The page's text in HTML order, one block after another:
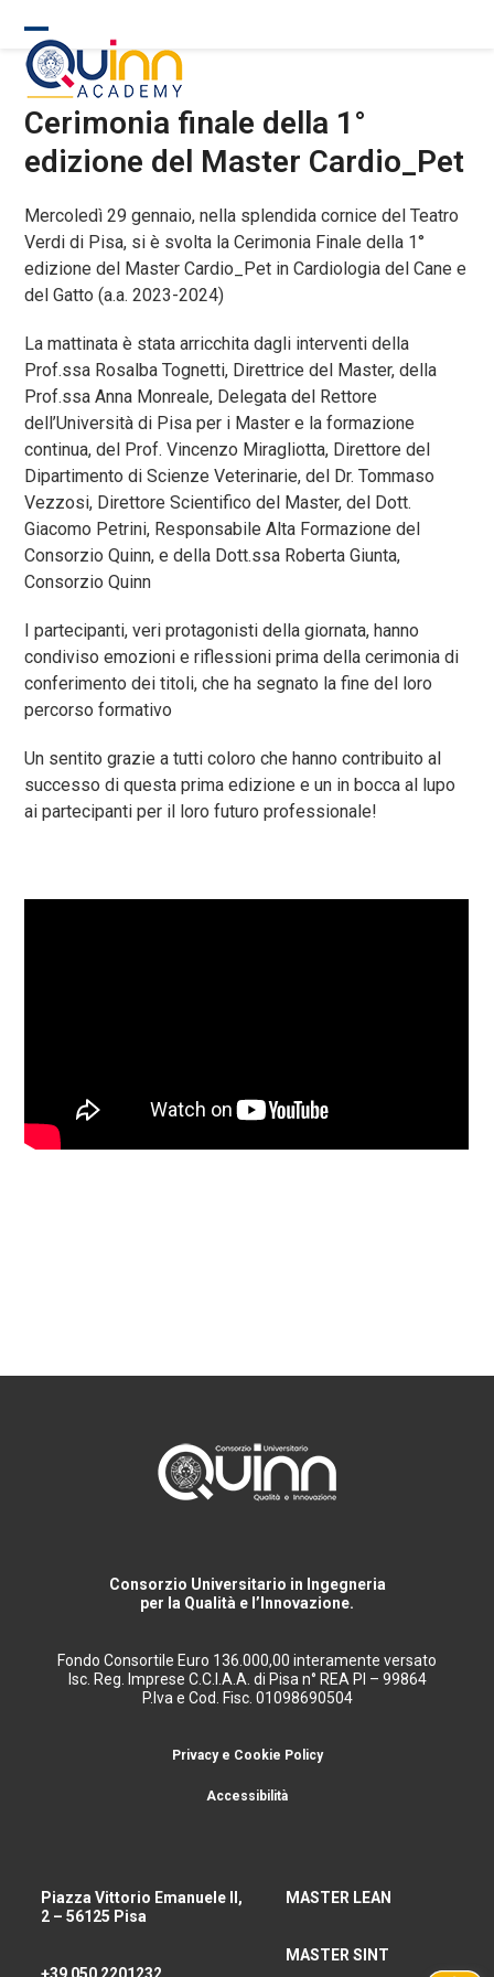
content
Open
mobile
menu
Close
mobile
menu
Cerimonia finale della 1°
edizione del Master Cardio_Pet
Mercoledì 29 gennaio, nella splendida cornice del Teatro
Verdi di Pisa, si è svolta la Cerimonia Finale della 1°
edizione del Master Cardio_Pet in Cardiologia del Cane e
del Gatto (a.a. 2023-2024)
La mattinata è stata arricchita dagli interventi della
Prof.ssa Rosalba Tognetti, Direttrice del Master, della
Prof.ssa Anna Monreale, Delegata del Rettore
dell’Università di Pisa per i Master e la formazione
continua, del Prof. Vincenzo Miragliotta, Direttore del
Dipartimento di Scienze Veterinarie, del Dr. Tommaso
Vezzosi, Direttore Scientifico del Master, del Dott.
Giacomo Petrini, Responsabile Alta Formazione del
Consorzio Quinn, e della Dott.ssa Roberta Giunta,
Consorzio Quinn
I partecipanti, veri protagonisti della giornata, hanno
condiviso emozioni e riflessioni prima della cerimonia di
conferimento dei titoli, che ha segnato la fine del loro
percorso formativo
Un sentito grazie a tutti coloro che hanno contribuito al
successo di questa prima edizione e un in bocca al lupo
ai partecipanti per il loro futuro professionale!
Consorzio Universitario in Ingegneria
per la Qualità e l’Innovazione.
Fondo Consortile Euro 136.000,00 interamente versato
Isc. Reg. Imprese C.C.I.A.A. di Pisa n° REA PI – 99864
P.Iva e Cod. Fisc. 01098690504
Privacy e Cookie Policy
Accessibilità
Piazza Vittorio Emanuele II,
2 – 56125 Pisa
+39 050 2201232
MASTER LEAN
MASTER SINT